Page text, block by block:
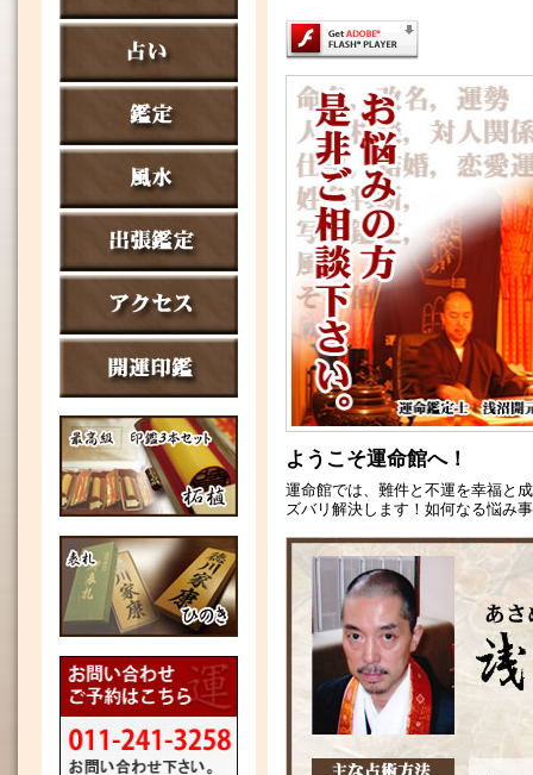
ようこそ運命館へ！
運命館では、難件と不運を幸福と
ズバリ解決します！如何なる悩み